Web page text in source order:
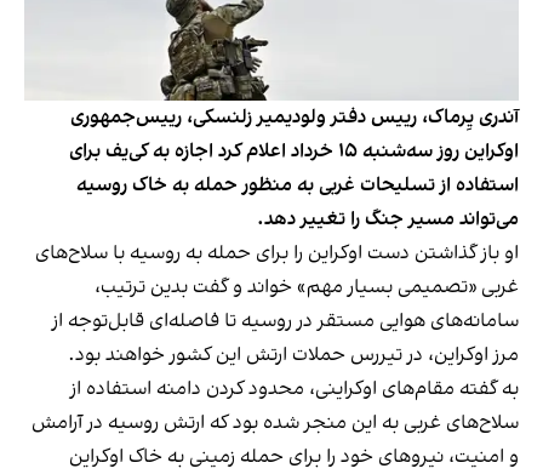
آندری یِرماک، رییس دفتر ولودیمیر زلنسکی، رییس‌جمهوری
اوکراین روز سه‌شنبه ۱۵ خرداد اعلام کرد اجازه به کی‌یف برای
استفاده از تسلیحات غربی به منظور حمله به خاک روسیه
می‌تواند مسیر جنگ را تغییر دهد.
او باز گذاشتن دست اوکراین را برای حمله به روسیه با سلاح‌های
غربی «تصمیمی بسیار مهم» خواند و گفت بدین ترتیب،
سامانه‌های هوایی مستقر در روسیه تا فاصله‌ای قابل‌توجه از
مرز اوکراین، در تیررس حملات ارتش این کشور خواهند بود.
به گفته مقام‌های اوکراینی، محدود کردن دامنه استفاده از
سلاح‌های غربی به این منجر شده بود که ارتش روسیه در آرامش
و امنیت، نیروهای خود را برای حمله زمینی به خاک اوکراین